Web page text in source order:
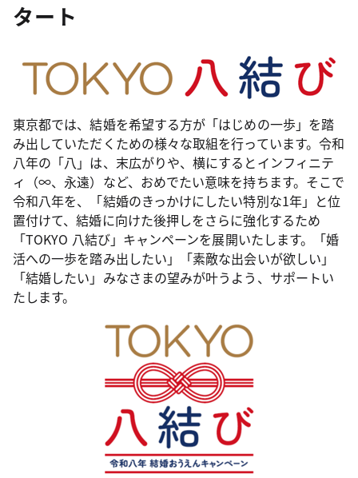
タート
東京都では、結婚を希望する方が「はじめの一歩」を踏
み出していただくための様々な取組を行っています。令和
八年の「八」は、末広がりや、横にするとインフィニテ
ィ（∞、永遠）など、おめでたい意味を持ちます。そこで
令和八年を、「結婚のきっかけにしたい特別な1年」と位
置付けて、結婚に向けた後押しをさらに強化するため
「TOKYO 八結び」キャンペーンを展開いたします。「婚
活への一歩を踏み出したい」「素敵な出会いが欲しい」
「結婚したい」みなさまの望みが叶うよう、サポートい
たします。